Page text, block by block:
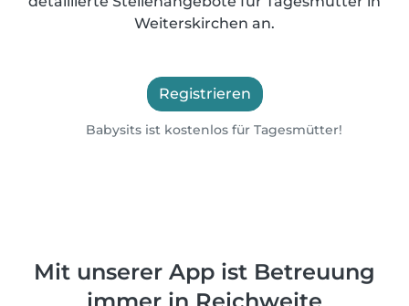
Weiterskirchen an.
Registrieren
Babysits ist kostenlos für Tagesmütter!
Mit unserer App ist Betreuung